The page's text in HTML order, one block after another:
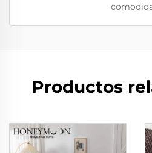
Productos